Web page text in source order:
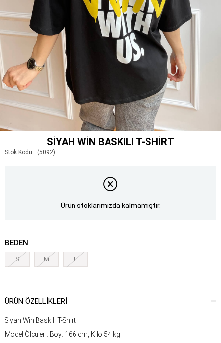
SIYAH WIN BASKILI T-SHIRT
Stok Kodu (5092)
Ürün stoklarımızda kalmamıştır.
BEDEN
S M L
ÜRÜN ÖZELLIKLERI
Siyah Win Baskılı T-Shirt
Model Ölçüleri: Boy: 166 cm, Kilo:54 kg